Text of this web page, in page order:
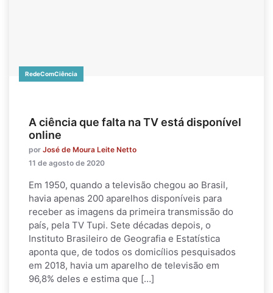
RedeComCiência
A ciência que falta na TV está disponível
online
por José de Moura Leite Netto
11 de agosto de 2020
Em 1950, quando a televisão chegou ao Brasil,
havia apenas 200 aparelhos disponíveis para
receber as imagens da primeira transmissão do
país, pela TV Tupi. Sete décadas depois, o
Instituto Brasileiro de Geografia e Estatística
aponta que, de todos os domicílios pesquisados
em 2018, havia um aparelho de televisão em
96,8% deles e estima que […]